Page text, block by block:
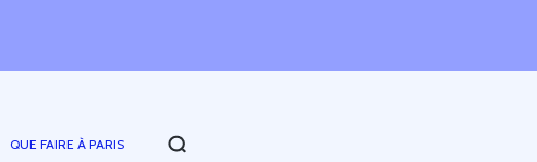
QUE FAIRE À PARIS